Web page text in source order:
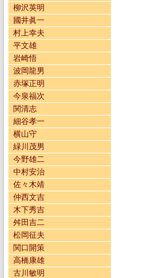
柳沢英明
國井眞一
村上幸夫
平文雄
岩崎悟
波岡龍男
赤塚正明
今泉福次
関清志
細谷孝一
横山守
緑川茂男
今野雄二
中村安治
佐々木靖
仲西文吉
木下秀吉
舛田吉二
松岡征夫
関口開策
高橋康雄
古川敏明